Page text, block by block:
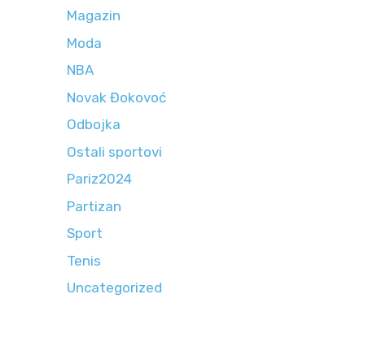
Magazin
Moda
NBA
Novak Đokovoć
Odbojka
Ostali sportovi
Pariz2024
Partizan
Sport
Tenis
Uncategorized